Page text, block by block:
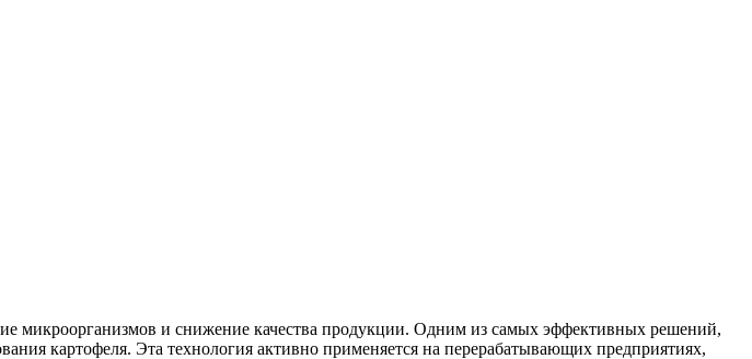
микроорганизмов и снижение качества продукции. Одним из самых эффективных решений,
картофеля. Эта технология активно применяется на перерабатывающих предприятиях,